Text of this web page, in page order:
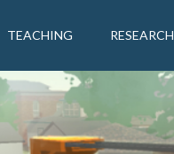
TEACHING RESEARCH